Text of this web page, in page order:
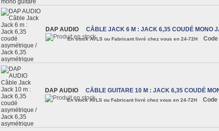
DAP AUDIO CÂBLE JACK 6 M : JACK 6,35 COUDÉ MONO
En stock AVLS ou Fabricant livré chez vous en 24-72H Code
DAP AUDIO CÂBLE GUITARE 10 M : JACK 6,35 COUDÉ
En stock AVLS ou Fabricant livré chez vous en 24-72H Code